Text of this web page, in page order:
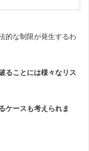
的な制限が発生するわ
ることには様々なリス
ケースも考えられま